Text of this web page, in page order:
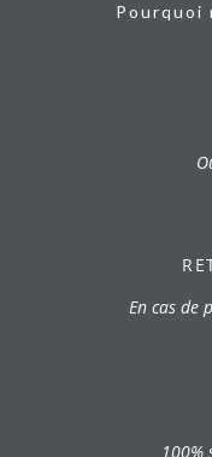
Pourquoi
En cas de
100%